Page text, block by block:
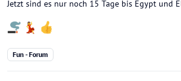
Jetzt sind es nur noch 15 Tage bis Egypt und
Fun - Forum